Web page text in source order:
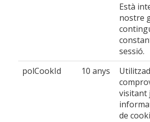
Està
nostre
sessió.
polCookId
10 anys
visitant
de